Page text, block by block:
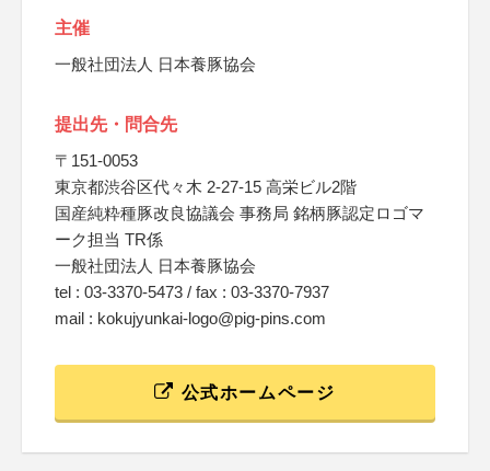
主催
一般社団法人 日本養豚協会
提出先・問合先
〒151-0053
東京都渋谷区代々木 2-27-15 高栄ビル2階
国産純粋種豚改良協議会 事務局 銘柄豚認定ロゴマ
ーク担当 TR係
一般社団法人 日本養豚協会
tel : 03-3370-5473 / fax : 03-3370-7937
mail : kokujyunkai-logo@pig-pins.com
公式ホームページ